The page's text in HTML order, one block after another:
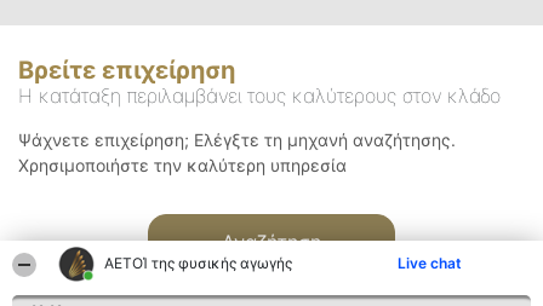
ΑΕΤΟΊ της φυσικής αγωγής Live chat
Βρείτε επιχείρηση
Η κατάταξη περιλαμβάνει τους καλύτερους στον κλάδο
Ψάχνετε επιχείρηση; Ελέγξτε τη μηχανή αναζήτησης.
Χρησιμοποιήστε την καλύτερη υπηρεσία
Αναζήτηση